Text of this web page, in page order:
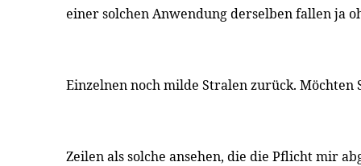
einer solchen Anwendung derselben fallen ja
Einzelnen noch milde Stralen zurück. Möchten
Zeilen als solche ansehen, die die Pflicht mir